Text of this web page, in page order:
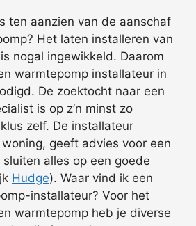
ten aanzien van de aanschaf
Het laten installeren van
nogal ingewikkeld. Daarom
warmtepomp installateur in
De zoektocht naar een
is op z’n minst zo
zelf. De installateur
geeft advies voor een
alles op een goede
Hudge). Waar vind ik een
installateur? Voor het
warmtepomp heb je diverse